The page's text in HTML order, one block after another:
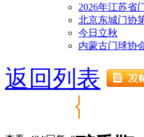
2026年江苏省
北京东城门协
今日立秋
内蒙古门球协
返回列表